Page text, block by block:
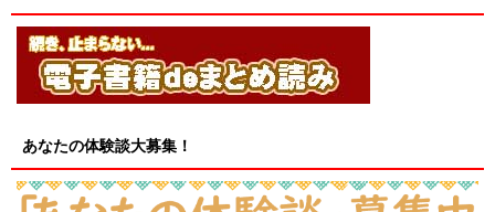
あなたの体験談大募集！